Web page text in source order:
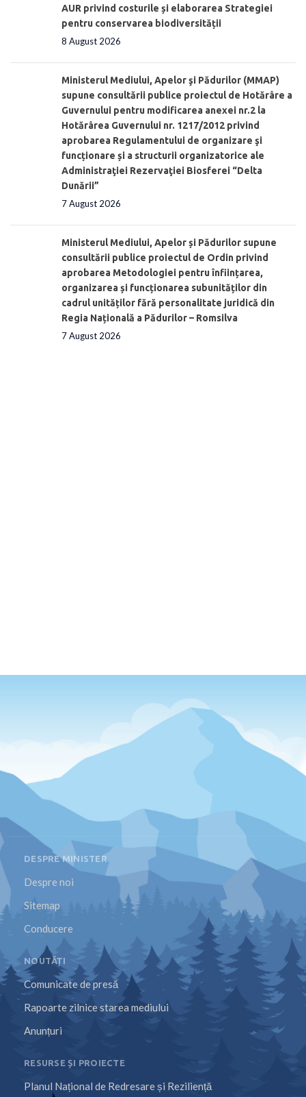
AUR privind costurile și elaborarea Strategiei
pentru conservarea biodiversității
8 August 2026
Ministerul Mediului, Apelor şi Pădurilor (MMAP)
supune consultării publice proiectul de Hotărâre a
Guvernului pentru modificarea anexei nr.2 la
Hotărârea Guvernului nr. 1217/2012 privind
aprobarea Regulamentului de organizare şi
funcționare și a structurii organizatorice ale
Administraţiei Rezervaţiei Biosferei “Delta
Dunării”
7 August 2026
Ministerul Mediului, Apelor și Pădurilor supune
consultării publice proiectul de Ordin privind
aprobarea Metodologiei pentru înființarea,
organizarea și funcționarea subunităților din
cadrul unităților fără personalitate juridică din
Regia Națională a Pădurilor – Romsilva
7 August 2026
DESPRE MINISTER
Despre noi
Sitemap
Conducere
NOUTĂȚI
Comunicate de presă
Rapoarte zilnice starea mediului
Anunțuri
RESURSE ȘI PROIECTE
Planul Național de Redresare și Reziliență